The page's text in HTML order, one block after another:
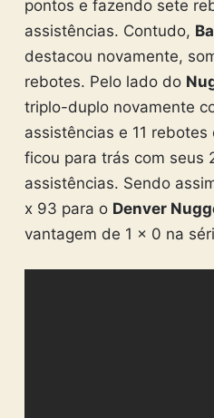
pontos e fazendo sete
assistências. Contudo,
destacou novamente,
rebotes. Pelo lado do
triplo-duplo novamente
assistências e 11 rebotes
ficou para trás com seus
assistências. Sendo
x 93 para o Denver
vantagem de 1 x 0 na